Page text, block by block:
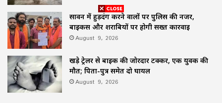
सावन में हुड़दंग करने वालों पर पुलिस की नजर,
बाइकर्स और शराबियों पर होगी सख्त कार्रवाई
August 9, 2026
खड़े ट्रेलर से बाइक की जोरदार टक्कर, एक युवक की
मौत; पिता-पुत्र समेत दो घायल
August 9, 2026